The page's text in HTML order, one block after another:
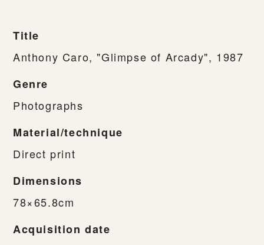
Title
Anthony Caro, "Glimpse of Arcady", 1987
Genre
Photographs
Material/technique
Direct print
Dimensions
78×65.8cm
Acquisition date